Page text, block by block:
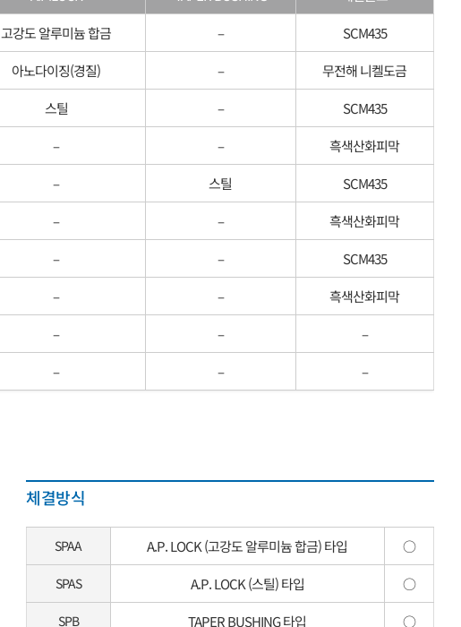
고강도 알루미늄 합금 –
SCM435
아노다이징(경질) – 무전해 니켈도금
스틸 –
SCM435
– – 흑색산화피막
– 스틸
SCM435
– – 흑색산화피막
– –
SCM435
– – 흑색산화피막
– –
–
– – –
체결방식
SPAA A.P. LOCK (고강도 알루미늄 합금) 타입 ○
SPAS A.P. LOCK (스틸) 타입 ○
SPB TAPER BUSHING 타입 ○